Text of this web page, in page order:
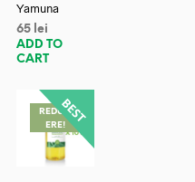
Yamuna
65 lei
ADD TO
CART
REDUC
ERE!